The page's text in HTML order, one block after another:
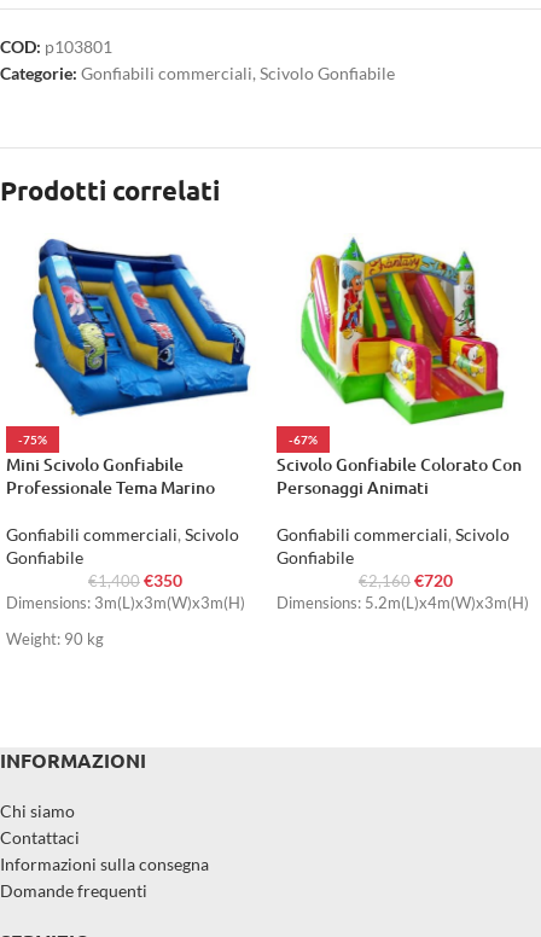
COD: p103801
Categorie: Gonfiabili commerciali, Scivolo Gonfiabile
Prodotti correlati
-75%
Mini Scivolo Gonfiabile
Professionale Tema Marino
Gonfiabili commerciali, Scivolo
Gonfiabile
€1,400 €350
Dimensions: 3m(L)x3m(W)x3m(H)
Weight: 90 kg
-67%
Scivolo Gonfiabile Colorato Con
Personaggi Animati
Gonfiabili commerciali, Scivolo
Gonfiabile
€2,160 €720
Dimensions: 5.2m(L)x4m(W)x3m(H)
INFORMAZIONI
Chi siamo
Contattaci
Informazioni sulla consegna
Domande frequenti